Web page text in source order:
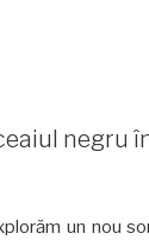
negru
un nou